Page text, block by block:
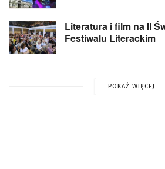
Literatura i film na II
Festiwalu Literackim
POKAŻ WIĘCEJ